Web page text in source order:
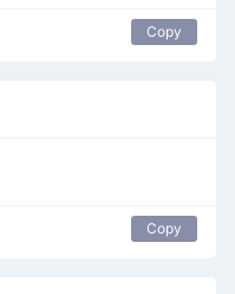
Copy
Copy